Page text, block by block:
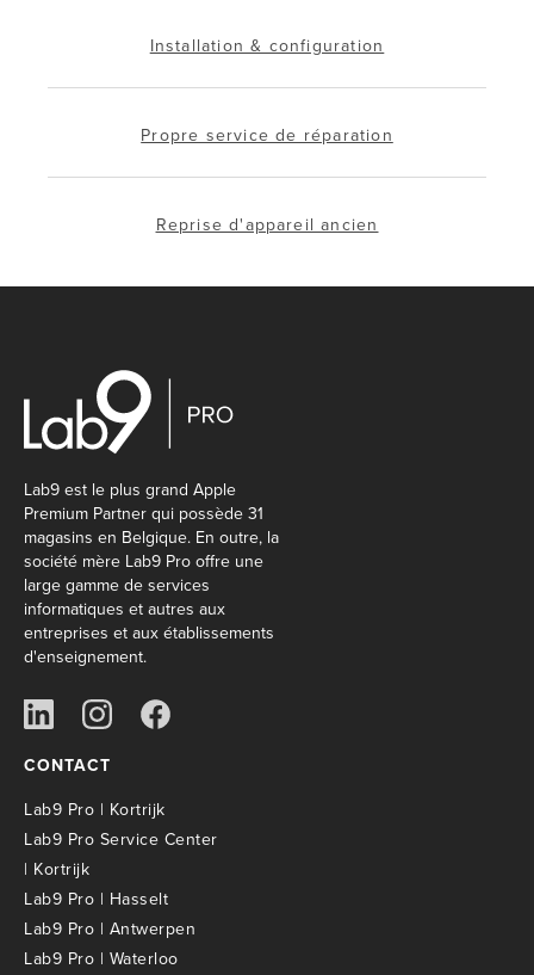
Installation & configuration
Propre service de réparation
Reprise d'appareil ancien
Lab9 est le plus grand Apple
Premium Partner qui possède 31
magasins en Belgique. En outre, la
société mère Lab9 Pro offre une
large gamme de services
informatiques et autres aux
entreprises et aux établissements
d'enseignement.
CONTACT
Lab9 Pro | Kortrijk
Lab9 Pro Service Center
| Kortrijk
Lab9 Pro | Hasselt
Lab9 Pro | Antwerpen
Lab9 Pro | Waterloo